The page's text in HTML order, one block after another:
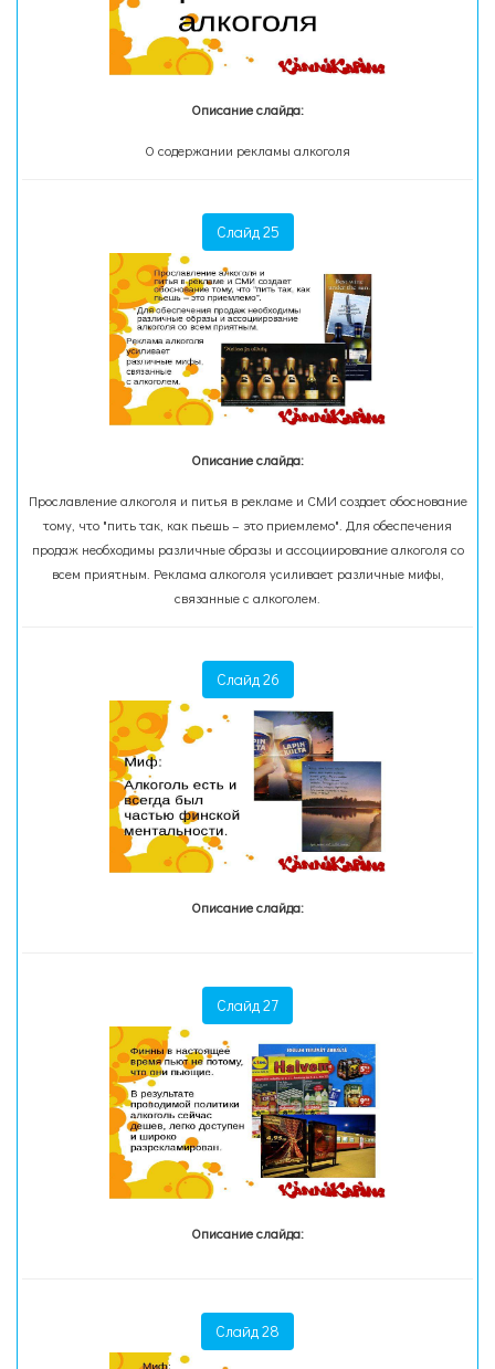
Описание слайда:
О содержании рекламы алкоголя
Слайд 25
Описание слайда:
Прославление алкоголя и питья в рекламе и СМИ создает обоснование
тому, что "пить так, как пьешь – это приемлемо". Для обеспечения
продаж необходимы различные образы и ассоциирование алкоголя со
всем приятным. Реклама алкоголя усиливает различные мифы,
связанные с алкоголем.
Слайд 26
Описание слайда:
Слайд 27
Описание слайда:
Слайд 28